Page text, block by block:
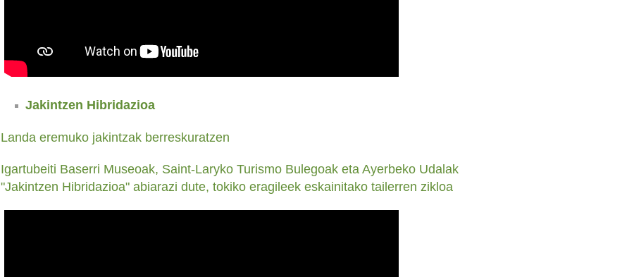
Jakintzen Hibridazioa
Landa eremuko jakintzak berreskuratzen
Igartubeiti Baserri Museoak, Saint-Laryko Turismo Bulegoak eta Ayerbeko Udalak
"Jakintzen Hibridazioa" abiarazi dute, tokiko eragileek eskainitako tailerren zikloa